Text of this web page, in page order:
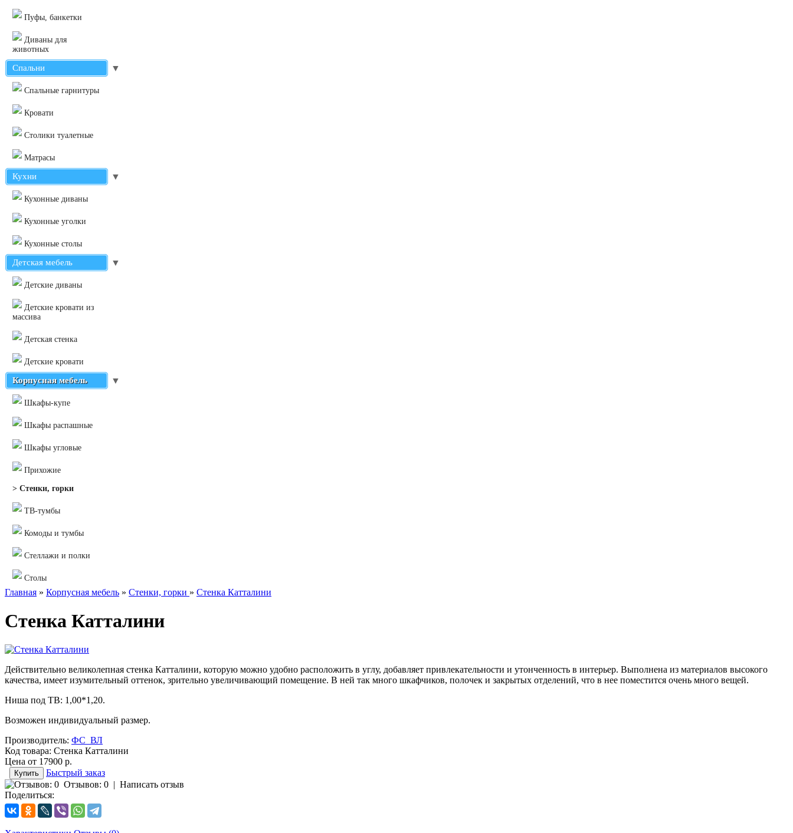
Пуфы, банкетки
Диваны для
животных
Спальни ▼
Cпальные гарнитуры
Кровати
Столики туалетные
Матрасы
Кухни ▼
Кухонные диваны
Кухонные уголки
Кухонные столы
Детская мебель ▼
Детские диваны
Детские кровати из
массива
Детская стенка
Детские кровати
Корпусная мебель ▼
Шкафы-купе
Шкафы распашные
Шкафы угловые
Прихожие
> Стенки, горки
ТВ-тумбы
Комоды и тумбы
Стеллажи и полки
Столы
Главная » Корпусная мебель » Стенки, горки » Стенка Катталини
Стенка Катталини
Действительно великолепная стенка Катталини, которую можно удобно расположить в углу, добавляет привлекательности и утонченность в интерьер. Выполнена из материалов высокого
качества, имеет изумительный оттенок, зрительно увеличивающий помещение. В ней так много шкафчиков, полочек и закрытых отделений, что в нее поместится очень много вещей.
Ниша под ТВ: 1,00*1,20.
Возможен индивидуальный размер.
Производитель: ФС_ВЛ
Код товара: Стенка Катталини
Цена от 17900 р.
Быстрый заказ
Отзывов: 0 | Написать отзыв
Поделиться: